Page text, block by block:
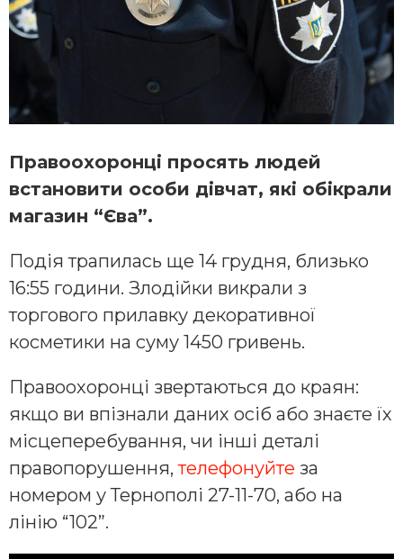
Правоохоронці просять людей
встановити особи дівчат, які обікрали
магазин “Єва”.
Подія трапилась ще 14 грудня, близько
16:55 години. Злодійки викрали з
торгового прилавку декоративної
косметики на суму 1450 гривень.
Правоохоронці звертаються до краян:
якщо ви впізнали даних осіб або знаєте їх
місцеперебування, чи інші деталі
правопорушення,телефонуйте за
номером у Тернополі 27-11-70, або на
лінію “102”.